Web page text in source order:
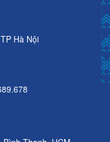
Hà Nội